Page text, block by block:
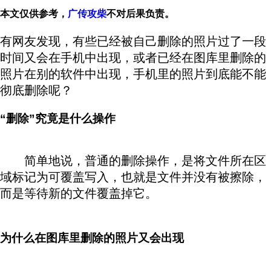
本文仅供参考， 广传攻柴不对后果负责。
有网友发现，有些已经被自己删除的照片过了一段
时间又会在手机中出现，或者已经在图库里删除的
照片在别的软件中出现，手机里的照片到底能不能
彻底删除呢？
“删除”究竟是什么操作
简单地说，普通的删除操作，是将文件所在区
域标记为可覆盖写入，也就是文件并没有被擦除，
而是等待新的文件覆盖掉它。
为什么在图库里删除的照片又会出现